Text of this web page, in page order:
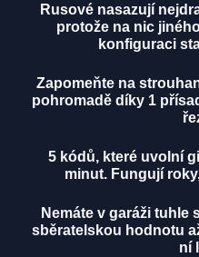
Rusové nasazují
protože na nic
konfiguraci
Zapomeňte na
pohromadě díky 1
5 kódů, které uvolní
minut. Fungují
Nemáte v garáži tuhle
sběratelskou hodnotu
ní